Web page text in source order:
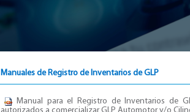
Manuales de Registro de Inventarios de GLP
Manual para el Registro de Inventarios de